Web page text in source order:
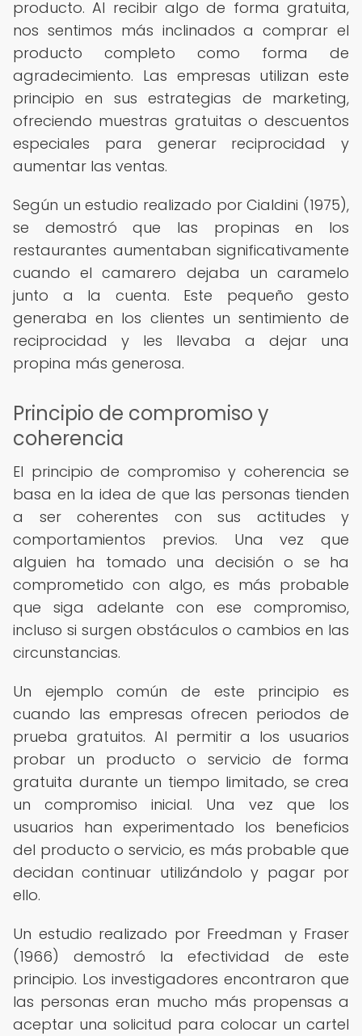
producto. Al recibir algo de forma gratuita,
nos sentimos más inclinados a comprar el
producto completo como forma de
agradecimiento. Las empresas utilizan este
principio en sus estrategias de marketing,
ofreciendo muestras gratuitas o descuentos
especiales para generar reciprocidad y
aumentar las ventas.
Según un estudio realizado por Cialdini (1975),
se demostró que las propinas en los
restaurantes aumentaban significativamente
cuando el camarero dejaba un caramelo
junto a la cuenta. Este pequeño gesto
generaba en los clientes un sentimiento de
reciprocidad y les llevaba a dejar una
propina más generosa.
Principio de compromiso y
coherencia
El principio de compromiso y coherencia se
basa en la idea de que las personas tienden
a ser coherentes con sus actitudes y
comportamientos previos. Una vez que
alguien ha tomado una decisión o se ha
comprometido con algo, es más probable
que siga adelante con ese compromiso,
incluso si surgen obstáculos o cambios en las
circunstancias.
Un ejemplo común de este principio es
cuando las empresas ofrecen periodos de
prueba gratuitos. Al permitir a los usuarios
probar un producto o servicio de forma
gratuita durante un tiempo limitado, se crea
un compromiso inicial. Una vez que los
usuarios han experimentado los beneficios
del producto o servicio, es más probable que
decidan continuar utilizándolo y pagar por
ello.
Un estudio realizado por Freedman y Fraser
(1966) demostró la efectividad de este
principio. Los investigadores encontraron que
las personas eran mucho más propensas a
aceptar una solicitud para colocar un cartel